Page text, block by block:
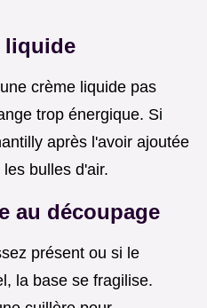
liquide
crème liquide pas
trop énergique. Si
après l'avoir ajoutée
bulles d'air.
au découpage
présent ou si le
la base se fragilise.